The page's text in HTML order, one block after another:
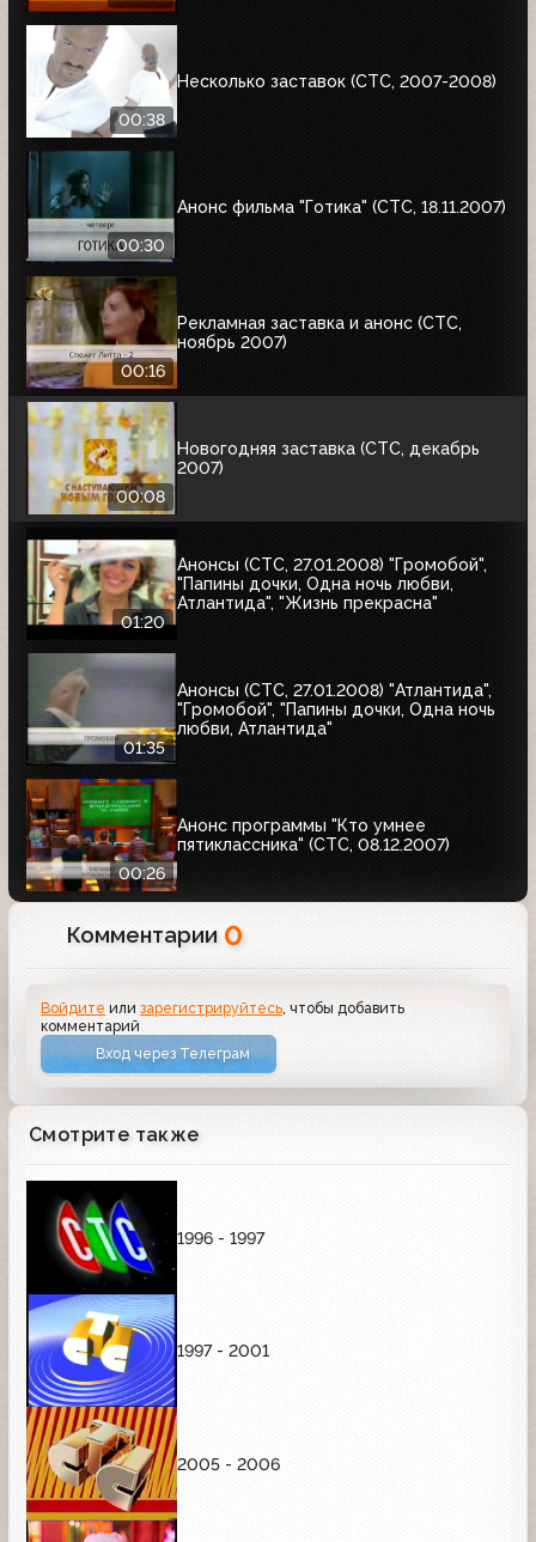
00:38
Несколько заставок (СТС, 2007-2008)
00:30
Анонс фильма "Готика" (СТС, 18.11.2007)
00:16
Рекламная заставка и анонс (СТС,
ноябрь 2007)
00:08
Новогодняя заставка (СТС, декабрь
2007)
01:20
Анонсы (СТС, 27.01.2008) "Громобой",
"Папины дочки, Одна ночь любви,
Атлантида", "Жизнь прекрасна"
01:35
Анонсы (СТС, 27.01.2008) "Атлантида",
"Громобой", "Папины дочки, Одна ночь
любви, Атлантида"
00:26
Анонс программы "Кто умнее
пятиклассника" (СТС, 08.12.2007)
Комментарии 0
Войдите илизарегистрируйтесь , чтобы добавить
комментарий
Вход через Телеграм
Смотрите также
1996 - 1997
1997 - 2001
2005 - 2006